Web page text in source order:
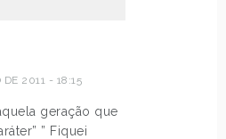
DE 2011 - 18:15
geração que
” Fiquei